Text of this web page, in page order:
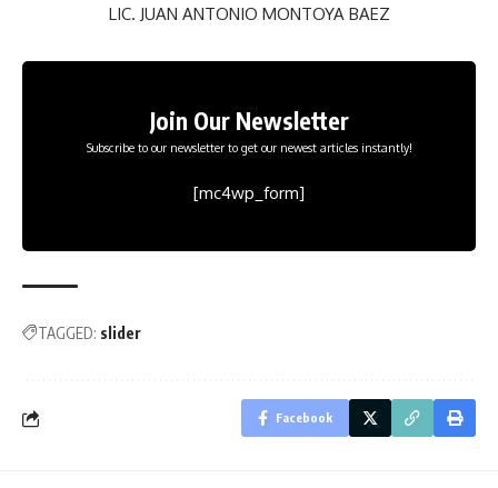
LIC. JUAN ANTONIO MONTOYA BAEZ
Join Our Newsletter
Subscribe to our newsletter to get our newest articles instantly!
[mc4wp_form]
TAGGED: slider
Facebook